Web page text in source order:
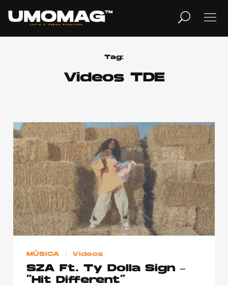
Home
Cover Story
Publicidad
Contacto
Aviso Legal
Tag:
Videos TDE
MÚSICA Videos
SZA Ft. Ty Dolla Sign –
“Hit Different”